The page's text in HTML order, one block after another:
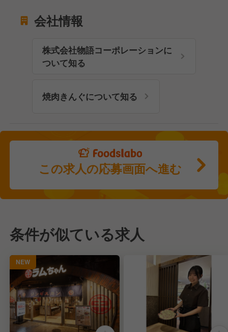
会社情報
株式会社物語コーポレーションに
ついて知る
焼肉きんぐについて知る
この求人の応募画面へ進む
条件が似ている求人
NEW